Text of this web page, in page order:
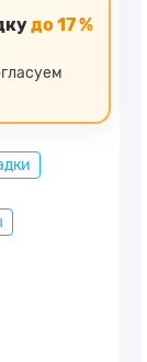
до 17 %